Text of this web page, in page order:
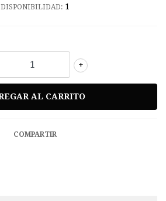
DISPONIBILIDAD: 1
+
COMPARTIR